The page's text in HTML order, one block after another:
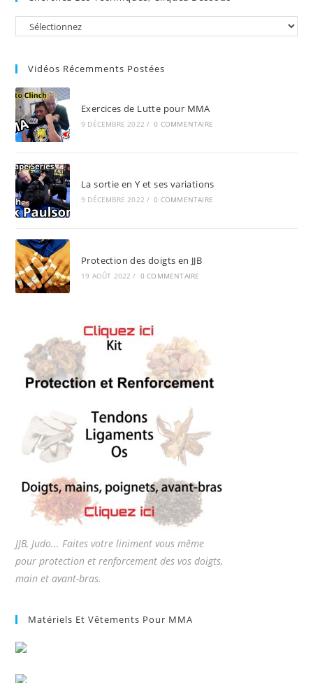
the
Vidéos Récemments Postées
Exercices de Lutte pour MMA
9 DÉCEMBRE 2022 / 0 COMMENTAIRE
La sortie en Y et ses variations
9 DÉCEMBRE 2022 / 0 COMMENTAIRE
Protection des doigts en JJB
19 AOÛT 2022 / 0 COMMENTAIRE
JJB, Judo... Faites votre liniment vous même
pour protection et renforcement des vos doigts,
main et avant-bras.
Matériels Et Vêtements Pour MMA